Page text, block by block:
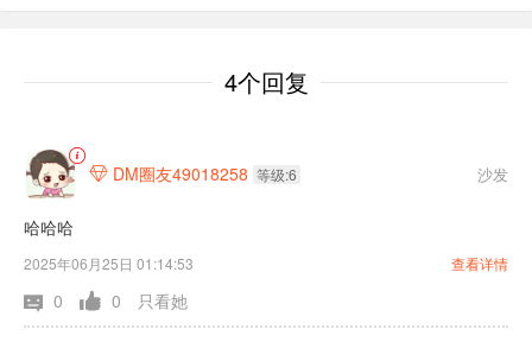
4个回复
 DM圈友49018258 等级:6 沙发
哈哈哈
2025年06月25日 01:14:53 查看详情
0 0 只看她